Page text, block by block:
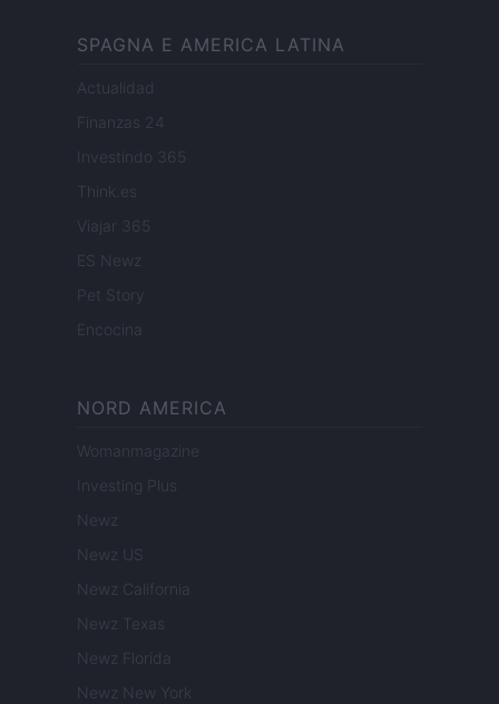
SPAGNA E AMERICA LATINA
Actualidad
Finanzas 24
Investindo 365
Think.es
Viajar 365
ES Newz
Pet Story
Encocina
NORD AMERICA
Womanmagazine
Investing Plus
Newz
Newz US
Newz California
Newz Texas
Newz Florida
Newz New York